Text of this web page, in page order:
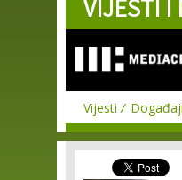
Skip to
main
VIJESTI I
Vijesti Događaji